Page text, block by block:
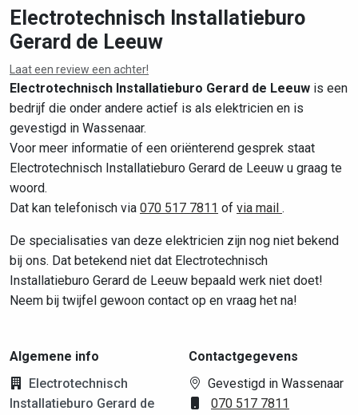
Electrotechnisch Installatieburo
Gerard de Leeuw
Laat een review een achter!
Electrotechnisch Installatieburo Gerard de Leeuw is een
bedrijf die onder andere actief is als elektricien en is
gevestigd in Wassenaar.
Voor meer informatie of een oriënterend gesprek staat
Electrotechnisch Installatieburo Gerard de Leeuw u graag te
woord.
Dat kan telefonisch via 070 517 7811 of via mail .
De specialisaties van deze elektricien zijn nog niet bekend
bij ons. Dat betekend niet dat Electrotechnisch
Installatieburo Gerard de Leeuw bepaald werk niet doet!
Neem bij twijfel gewoon contact op en vraag het na!
Algemene info
Electrotechnisch
Installatieburo Gerard de
Contactgegevens
Gevestigd in Wassenaar
070 517 7811